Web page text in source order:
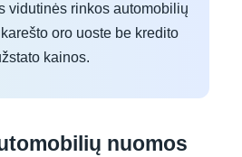
vidutinės rinkos automobilių
oro uoste be kredito
kainos.
nuomos